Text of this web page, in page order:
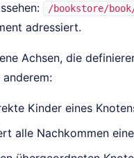
/bookstore/
adressiert.
Achsen, die
Kinder eines
alle Nachkommen